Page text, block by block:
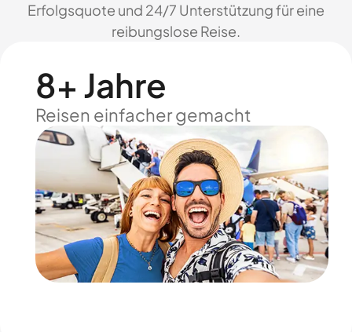
Erfolgsquote und 24/7 Unterstützung für eine
reibungslose Reise.
8+ Jahre
Reisen einfacher gemacht